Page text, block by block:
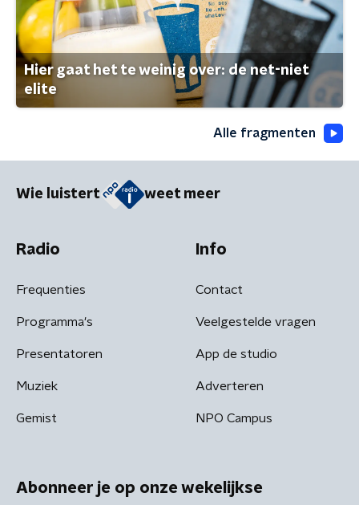
Hier gaat het te weinig over: de net-niet
elite
Alle fragmenten
Wie luistert weet meer
Radio
Frequenties
Programma's
Presentatoren
Muziek
Gemist
Info
Contact
Veelgestelde vragen
App de studio
Adverteren
NPO Campus
Abonneer je op onze wekelijkse